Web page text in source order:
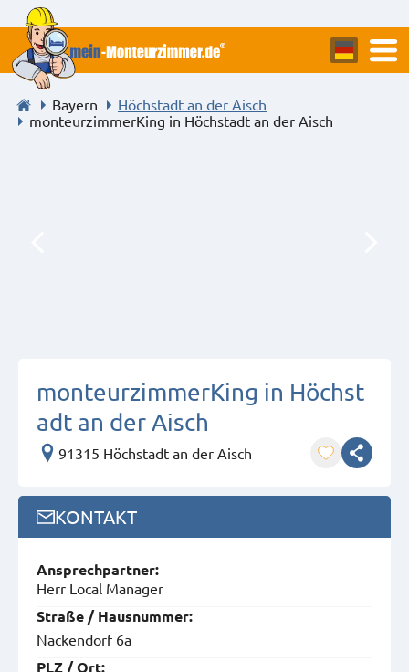
Bayern
Höchstadt an der Aisch
monteurzimmerKing in Höchstadt an der Aisch
monteurzimmerKing in Höchst
adt an der Aisch
91315 Höchstadt an der Aisch
KONTAKT
Ansprech­partner:
Herr Local Manager
Straße / Hausnummer:
Nackendorf 6a
PLZ / Ort: